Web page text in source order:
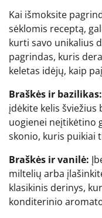
Kai išmoksite
sėklomis receptą,
kurti savo unikalius
pagrindas, kuris
keletas idėjų, kaip
Braškės ir bazilikas:
įdėkite kelis šviežius
uogienei neįtikėtino
skonio, kuris puikiai
Braškės ir vanilė:
miltelių arba
klasikinis derinys,
konditerinio